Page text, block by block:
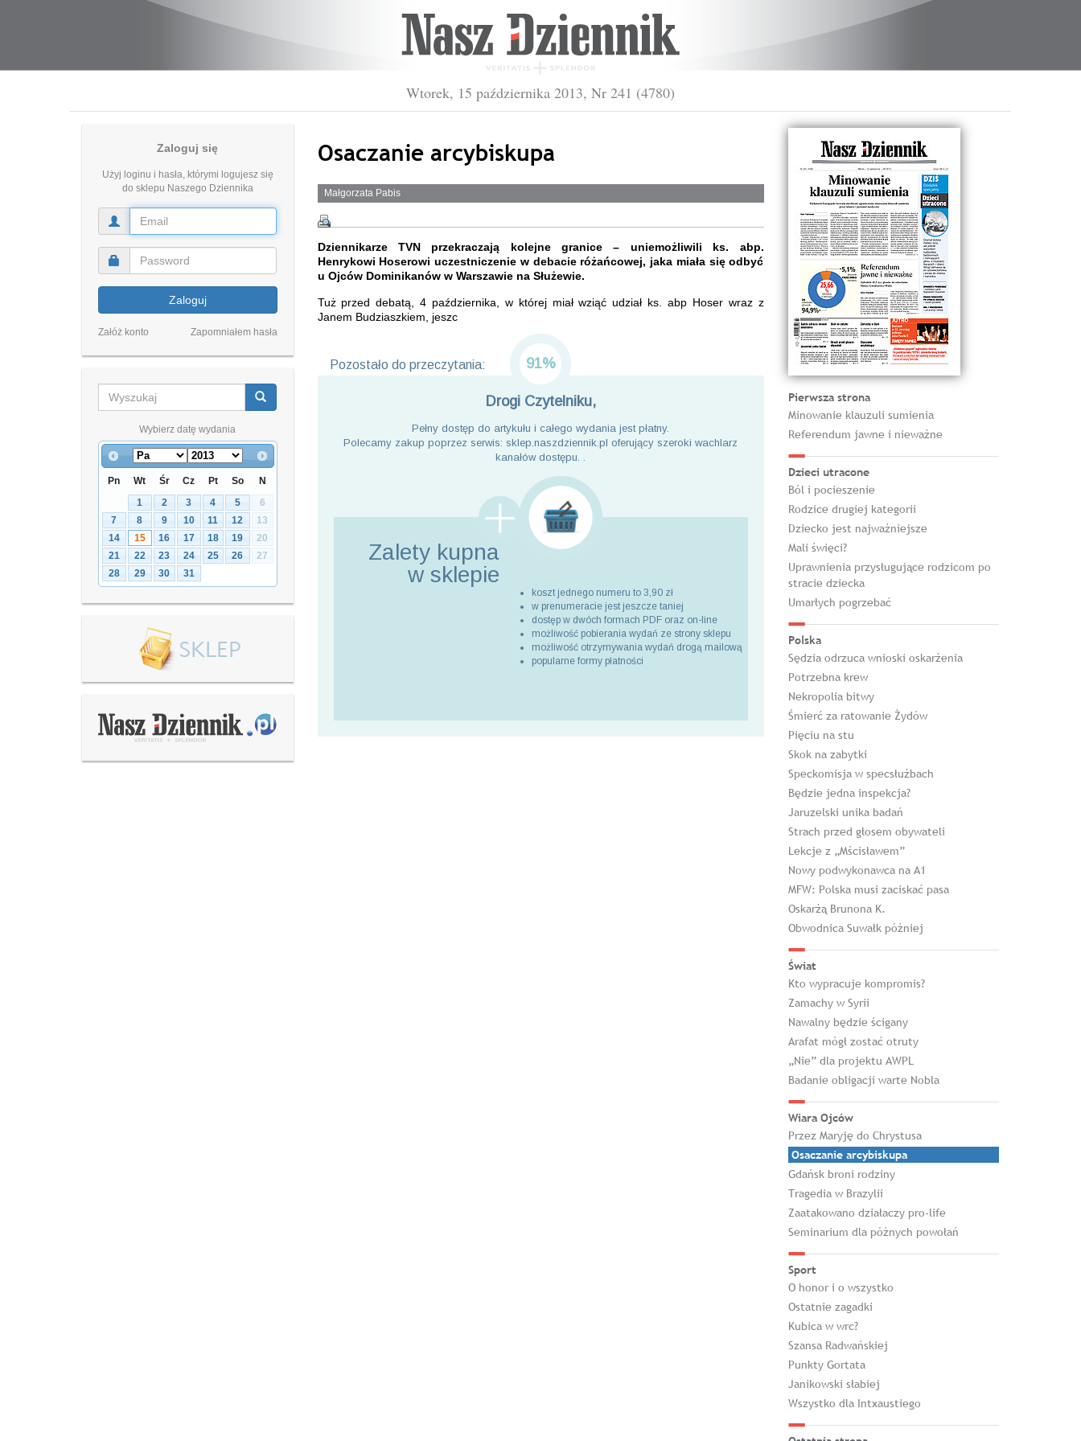
Wtorek, 15 października 2013, Nr 241 (4780)
Zaloguj się
Użyj loginu i hasła, którymi logujesz się
do sklepu Naszego Dziennika
Zaloguj
Załóż konto Zapomniałem hasła
Wybierz datę wydania
Pn Wt Śr Cz Pt So
N
1
2 3 4 5
6
7
8 9 10 11 12
13
14
15 16 17 18 19
20
21
22 23 24 25 26
27
28
29 30 31
Osaczanie arcybiskupa
Małgorzata Pabis
Dziennikarze TVN przekraczają kolejne granice – uniemożliwili ks. abp.
Henrykowi Hoserowi uczestniczenie w debacie różańcowej, jaka miała się odbyć
u Ojców Dominikanów w Warszawie na Służewie.
Tuż przed debatą, 4 października, w której miał wziąć udział ks. abp Hoser wraz z
Janem Budziaszkiem, jeszc
Pozostało do przeczytania: 91%
Drogi Czytelniku,
Pełny dostęp do artykułu i całego wydania jest płatny.
Polecamy zakup poprzez serwis: sklep.naszdziennik.pl oferujący szeroki wachlarz
kanałów dostępu. .
Zalety kupna
w sklepie
koszt jednego numeru to 3,90 zł
w prenumeracie jest jeszcze taniej
dostęp w dwóch formach PDF oraz on-line
możliwość pobierania wydań ze strony sklepu
możliwość otrzymywania wydań drogą mailową
popularne formy płatności
Pierwsza strona
Minowanie klauzuli sumienia
Referendum jawne i nieważne
Dzieci utracone
Ból i pocieszenie
Rodzice drugiej kategorii
Dziecko jest najważniejsze
Mali święci?
Uprawnienia przysługujące rodzicom po
stracie dziecka
Umarłych pogrzebać
Polska
Sędzia odrzuca wnioski oskarżenia
Potrzebna krew
Nekropolia bitwy
Śmierć za ratowanie Żydów
Pięciu na stu
Skok na zabytki
Speckomisja w specsłużbach
Będzie jedna inspekcja?
Jaruzelski unika badań
Strach przed głosem obywateli
Lekcje z „Mścisławem”
Nowy podwykonawca na A1
MFW: Polska musi zaciskać pasa
Oskarżą Brunona K.
Obwodnica Suwałk później
Świat
Kto wypracuje kompromis?
Zamachy w Syrii
Nawalny będzie ścigany
Arafat mógł zostać otruty
„Nie” dla projektu AWPL
Badanie obligacji warte Nobla
Wiara Ojców
Przez Maryję do Chrystusa
Osaczanie arcybiskupa
Gdańsk broni rodziny
Tragedia w Brazylii
Zaatakowano działaczy pro-life
Seminarium dla późnych powołań
Sport
O honor i o wszystko
Ostatnie zagadki
Kubica w wrc?
Szansa Radwańskiej
Punkty Gortata
Janikowski słabiej
Wszystko dla Intxaustiego